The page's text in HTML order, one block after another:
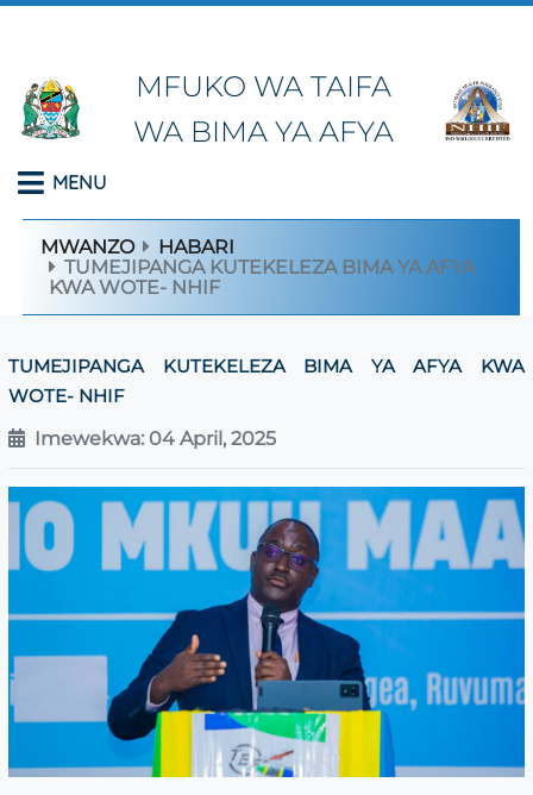
MFUKO WA TAIFA
WA BIMA YA AFYA
MENU
MWANZO
HABARI
TUMEJIPANGA KUTEKELEZA BIMA YA AFYA
KWA WOTE- NHIF
TUMEJIPANGA KUTEKELEZA BIMA YA AFYA KWA
WOTE- NHIF
Imewekwa: 04 April, 2025